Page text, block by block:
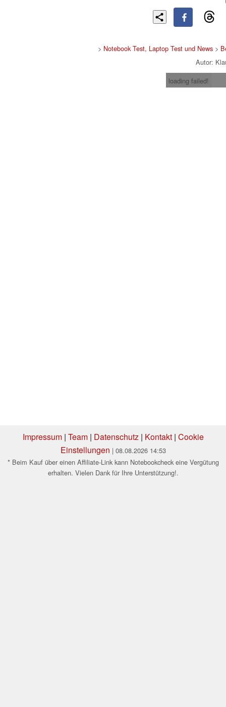
> Notebook Test, Laptop Test und News >
Autor:
loading failed!
Impressum| Team| Datenschutz| Kontakt| Cookie
Einstellungen | 08.08.2026 14:53
* Beim Kauf über einen Affiliate-Link kann Notebookcheck eine Vergütung
erhalten. Vielen Dank für Ihre Unterstützung!.